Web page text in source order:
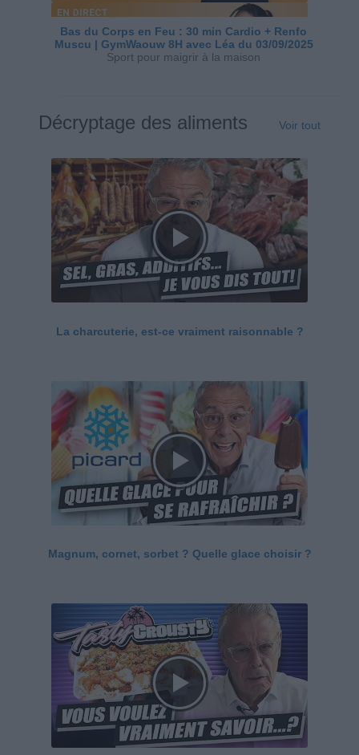
Bas du Corps en Feu : 30 min Cardio + Renfo
Muscu | GymWaouw 8H avec Léa du 03/09/2025
Sport pour maigrir à la maison
Décryptage des aliments Voir tout
La charcuterie, est-ce vraiment raisonnable ?
Magnum, cornet, sorbet ? Quelle glace choisir ?